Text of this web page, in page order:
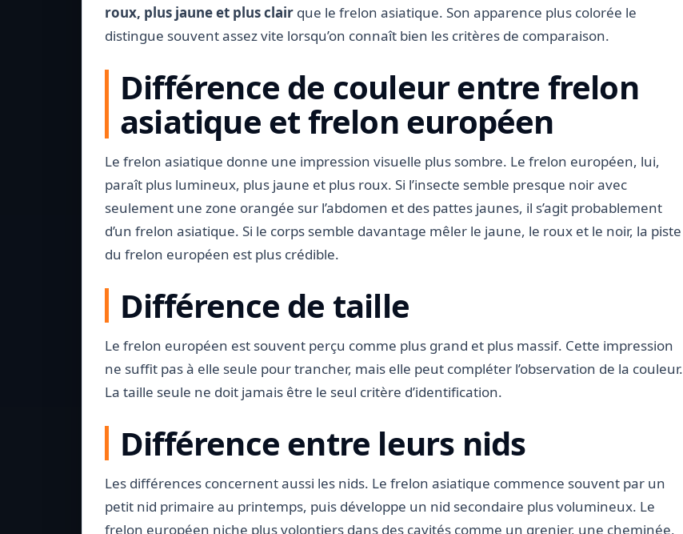
roux, plus jaune et plus clair que le frelon asiatique. Son apparence plus colorée le
distingue souvent assez vite lorsqu’on connaît bien les critères de comparaison.
Différence de couleur entre frelon
asiatique et frelon européen
Le frelon asiatique donne une impression visuelle plus sombre. Le frelon européen, lui,
paraît plus lumineux, plus jaune et plus roux. Si l’insecte semble presque noir avec
seulement une zone orangée sur l’abdomen et des pattes jaunes, il s’agit probablement
d’un frelon asiatique. Si le corps semble davantage mêler le jaune, le roux et le noir, la piste
du frelon européen est plus crédible.
Différence de taille
Le frelon européen est souvent perçu comme plus grand et plus massif. Cette impression
ne suffit pas à elle seule pour trancher, mais elle peut compléter l’observation de la couleur.
La taille seule ne doit jamais être le seul critère d’identification.
Différence entre leurs nids
Les différences concernent aussi les nids. Le frelon asiatique commence souvent par un
petit nid primaire au printemps, puis développe un nid secondaire plus volumineux. Le
frelon européen niche plus volontiers dans des cavités comme un grenier, une cheminée,